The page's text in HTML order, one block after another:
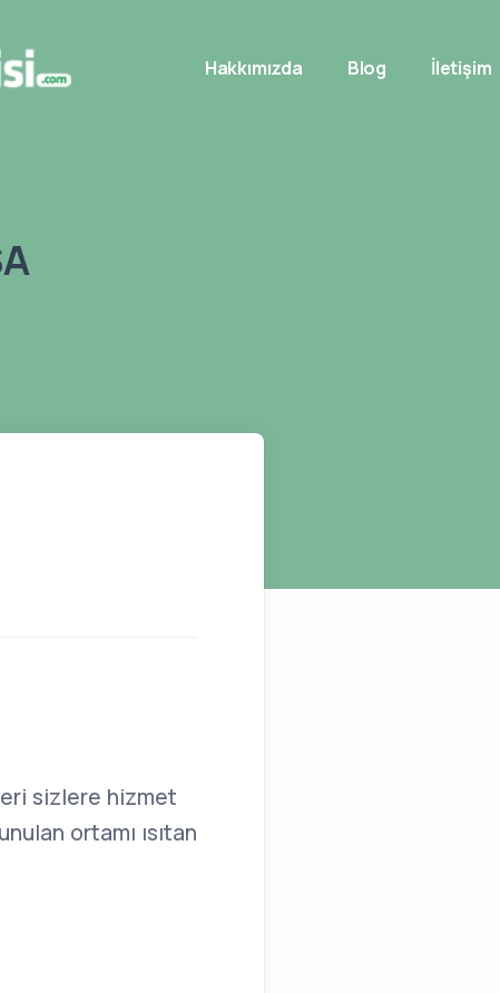
Hakkımızda Blog İletişim
sizlere hizmet
ortamı ısıtan